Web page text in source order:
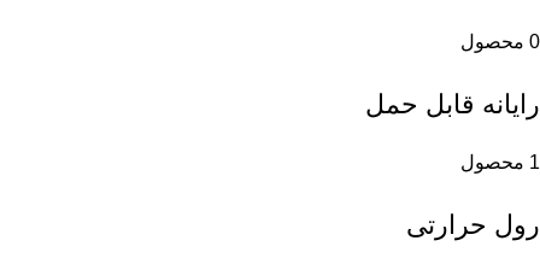
0 محصول
رایانه قابل حمل
1 محصول
رول حرارتی